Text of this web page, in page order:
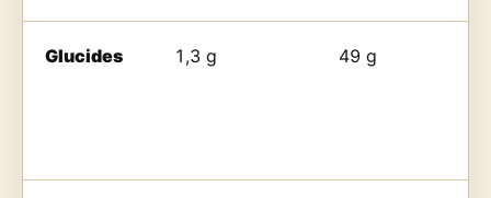
Glucides 1,3 g 49 g